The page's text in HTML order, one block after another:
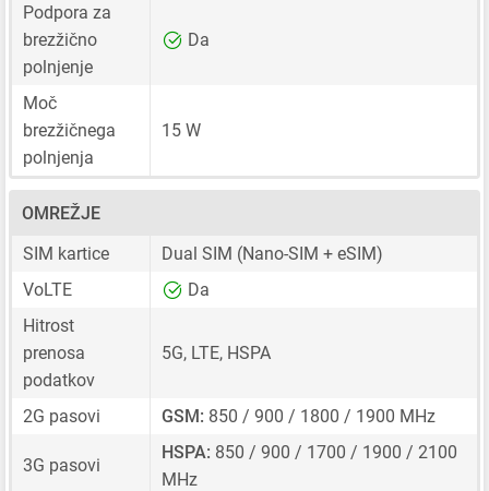
Podpora za
brezžično
polnjenje
Da
Moč
brezžičnega
polnjenja
15 W
OMREŽJE
SIM kartice
Dual SIM (Nano-SIM + eSIM)
VoLTE
Da
Hitrost
prenosa
podatkov
5G, LTE, HSPA
2G pasovi GSM: 850 / 900 / 1800 / 1900 MHz
3G pasovi
HSPA: 850 / 900 / 1700 / 1900 / 2100
MHz